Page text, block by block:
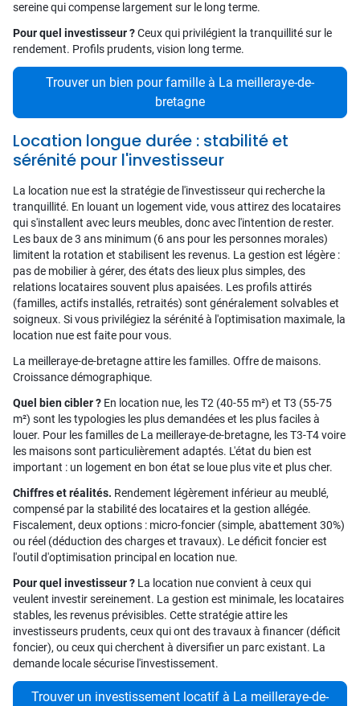
sereine qui compense largement sur le long terme.
Pour quel investisseur ?Ceux qui privilégient la tranquillité sur le
rendement. Profils prudents, vision long terme.
Trouver un bien pour famille à La meilleraye-de-
bretagne
Location longue durée : stabilité et
sérénité pour l'investisseur
La location nue est la stratégie de l'investisseur qui recherche la
tranquillité. En louant un logement vide, vous attirez des locataires
qui s'installent avec leurs meubles, donc avec l'intention de rester.
Les baux de 3 ans minimum (6 ans pour les personnes morales)
limitent la rotation et stabilisent les revenus. La gestion est légère :
pas de mobilier à gérer, des états des lieux plus simples, des
relations locataires souvent plus apaisées. Les profils attirés
(familles, actifs installés, retraités) sont généralement solvables et
soigneux. Si vous privilégiez la sérénité à l'optimisation maximale, la
location nue est faite pour vous.
La meilleraye-de-bretagne attire les familles. Offre de maisons.
Croissance démographique.
Quel bien cibler ? En location nue, les T2 (40-55 m²) et T3 (55-75
m²) sont les typologies les plus demandées et les plus faciles à
louer. Pour les familles de La meilleraye-de-bretagne, les T3-T4 voire
les maisons sont particulièrement adaptés. L'état du bien est
important : un logement en bon état se loue plus vite et plus cher.
Chiffres et réalités. Rendement légèrement inférieur au meublé,
compensé par la stabilité des locataires et la gestion allégée.
Fiscalement, deux options : micro-foncier (simple, abattement 30%)
ou réel (déduction des charges et travaux). Le déficit foncier est
l'outil d'optimisation principal en location nue.
Pour quel investisseur ? La location nue convient à ceux qui
veulent investir sereinement. La gestion est minimale, les locataires
stables, les revenus prévisibles. Cette stratégie attire les
investisseurs prudents, ceux qui ont des travaux à financer (déficit
foncier), ou ceux qui cherchent à diversifier un parc existant. La
demande locale sécurise l'investissement.
Trouver un investissement locatif à La meilleraye-de-